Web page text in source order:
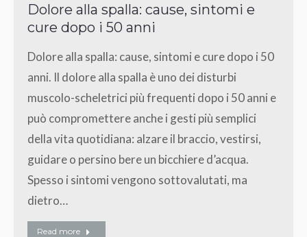
Dolore alla spalla: cause, sintomi e
cure dopo i 50 anni
Dolore alla spalla: cause, sintomi e cure dopo i 50
anni. Il dolore alla spalla è uno dei disturbi
muscolo-scheletrici più frequenti dopo i 50 anni e
può compromettere anche i gesti più semplici
della vita quotidiana: alzare il braccio, vestirsi,
guidare o persino bere un bicchiere d’acqua.
Spesso i sintomi vengono sottovalutati, ma
dietro…
Read more